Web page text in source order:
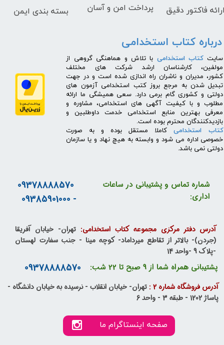
بسته بندی ایمن فاکتور دقیق پرداخت امن و آسان
درباره کتاب استخدامی
​سایت کتاب استخدامی با تلاش و هماهنگی گروهی از
مولفین، کارشناسان ارشد شرکت های مختلف
کشور، مدیران و ناشران راه اندازی شده است و در جهت
تبدیل شدن به مرجع بروز کتب استخدامی آزمون های
دولتی و کشوری گام برمی دارد. سعی همیشگی ما ارائه
مطلوب و با کیفیت آگهی های استخدامی، مشاوره و
معرفی بهترین منابع استخدامی خدمت داوطلبین و
بازدیدکنندگان محترم بوده است.
کتاب استخدامیکاملا مستقل بوده و به صورت
خصوصی اداره می شود و وابسته به هیچ نهاد و یا سازمان
دولتی نمی باشد.
شماره تماس و پشتیبانی در ساعات
اداری:
09378888570
- 09385901000
آدرس دفتر مرکزی مجموعه کتاب استخدامی: تهران- خیابان آفریقا
(جردن)- بالاتر از تقاطع میرداماد- کوچه مینا - جنب سفارت لهستان
-پلاک 9 -واحد 14
صفحه اینستاگرام ما
پشتیبانی همراه شما از 9 صبح تا 22 شب: 09378888570
آدرس فروشگاه شماره 2 :
تهران- خیابان انقلاب - نرسیده به خیابان دانشگاه -
پاساژ 1202 - طبقه 3 - واحد 6